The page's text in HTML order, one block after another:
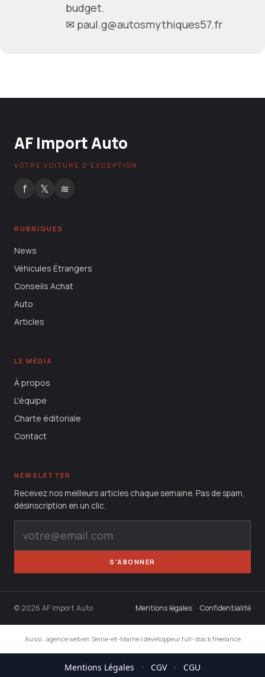
budget.
✉ paul.g@autosmythiques57.fr
AF Import Auto
VOTRE VOITURE D'EXCEPTION
f 𝕏 ≋
RUBRIQUES
News
Véhicules Étrangers
Conseils Achat
Auto
Articles
LE MÉDIA
À propos
L'équipe
Charte éditoriale
Contact
NEWSLETTER
Recevez nos meilleurs articles chaque semaine. Pas de spam,
désinscription en un clic.
S'ABONNER
© 2026 AF Import Auto Mentions légales Confidentialité
Aussi : agence web en Seine-et-Marne| développeur full-stack freelance
Mentions Légales · CGV · CGU